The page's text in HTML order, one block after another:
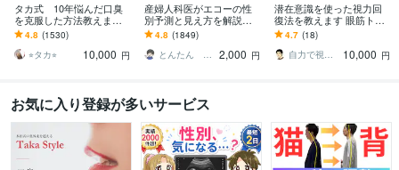
タカ式 10年悩んだ口臭
を克服した方法教えます
本田式口臭外来でもダメ
だった口臭を克服した方
法
4.8 (1530)
⭐︎タカ⭐︎
10,000 円
産婦人科医がエコーの性
別予測と見え方を解説し
ます 性別予測が可能か不
安な方はお見積もりから
無料で確認可
4.8 (1849)
とんたん 周産期専門医 超音波専門医
2,000 円
潜在意識を使った視力回
復法を教えます 眼筋トレ
ーニングだけではダメ！
脳のブレーキを外すメソ
ッド
4.7 (18)
自力で視力回復した人
10,000 円
お気に入り登録が多いサービス